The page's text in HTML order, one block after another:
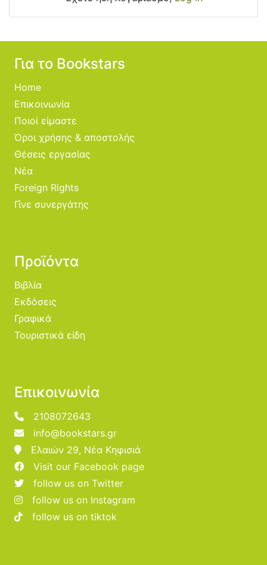
Για το Bookstars
Home
Επικοινωνία
Ποιοί είμαστε
Όροι χρήσης & αποστολής
Θέσεις εργασίας
Νέα
Foreign Rights
Γίνε συνεργάτης
Προϊόντα
Βιβλία
Εκδόσεις
Γραφικά
Τουριστικά είδη
Επικοινωνία
2108072643
info@bookstars.gr
Ελαιών 29, Νέα Κηφισιά
Visit our Facebook page
follow us on Twitter
follow us on Instagram
follow us on tiktok